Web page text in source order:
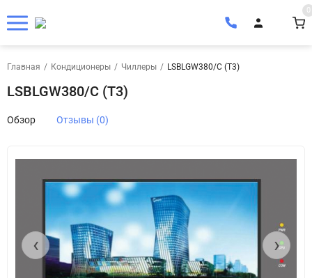
0
Главная / Кондиционеры / Чиллеры / LSBLGW380/C (T3)
LSBLGW380/C (T3)
Обзор Отзывы (0)
‹ ›